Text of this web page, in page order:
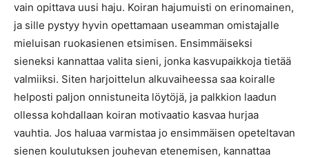
vain opittava uusi haju. Koiran hajumuisti on erinomainen,
ja sille pystyy hyvin opettamaan useamman omistajalle
mieluisan ruokasienen etsimisen. Ensimmäiseksi
sieneksi kannattaa valita sieni, jonka kasvupaikkoja tietää
valmiiksi. Siten harjoittelun alkuvaiheessa saa koiralle
helposti paljon onnistuneita löytöjä, ja palkkion laadun
ollessa kohdallaan koiran motivaatio kasvaa hurjaa
vauhtia. Jos haluaa varmistaa jo ensimmäisen opeteltavan
sienen koulutuksen jouhevan etenemisen, kannattaa